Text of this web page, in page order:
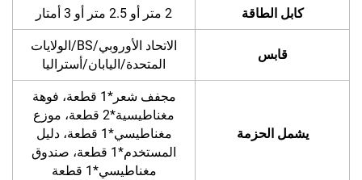
كابل الطاقة 2 متر أو 2.5 متر أو 3 أمتار
قابس
الاتحاد الأوروبي/BS/الولايات
المتحدة/اليابان/أستراليا
يشمل الحزمة
مجفف شعر*1 قطعة، فوهة
مغناطيسية*2 قطعة، موزع
مغناطيسي*1 قطعة، دليل
المستخدم*1 قطعة، صندوق
مغناطيسي*1 قطعة